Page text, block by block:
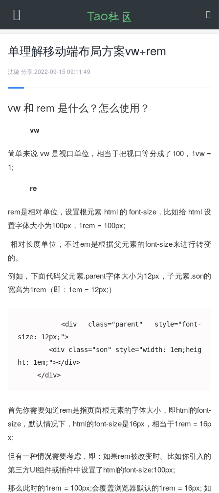
单理解移动端布局方案vw+rem
沈璐 分享2022-09-15 09:11:49
vw 和 rem 是什么？怎么使用？
vw
简单来说 vw 是视口单位，相当于把视口等分成了100，1vw =
1;
re
rem是相对单位，设置根元素 html 的 font-size，比如给 html 设
置字体大小为100px，1rem = 100px;
相对长度单位，不过em是根据父元素的font-size来进行转变
的。
例如，下面代码父元素.parent字体大小为12px，子元素.son的
宽高为1rem（即：1em = 12px;）
<div class="parent" style="font-
size: 12px;">
<div class="son" style="width: 1em;heig
ht: 1em;"></div>
</div>
首先你需要知道rem是指页面根元素的字体大小，即html的font-
size，默认情况下，html的font-size是16px，相当于1rem = 16p
x;
但有一种情况需要考虑，即：如果rem被改变时。比如你引入的
第三方UI组件或插件中设置了html的font-size:100px;
那么此时的1rem = 100px;会覆盖浏览器默认的1rem = 16px; 如